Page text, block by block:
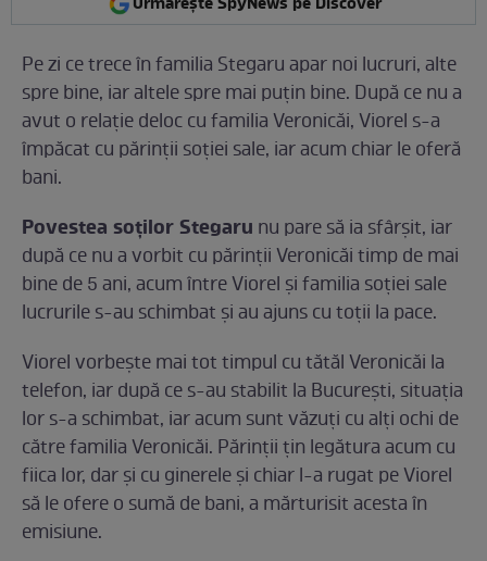
Pe zi ce trece în familia Stegaru apar noi lucruri, alte
spre bine, iar altele spre mai puțin bine. După ce nu a
avut o relație deloc cu familia Veronicăi, Viorel s-a
împăcat cu părinții soției sale, iar acum chiar le oferă
bani.
Povestea soților Stegaru nu pare să ia sfârșit, iar
după ce nu a vorbit cu părinții Veronicăi timp de mai
bine de 5 ani, acum între Viorel și familia soției sale
lucrurile s-au schimbat și au ajuns cu toții la pace.
Viorel vorbește mai tot timpul cu tătăl Veronicăi la
telefon, iar după ce s-au stabilit la București, situația
lor s-a schimbat, iar acum sunt văzuți cu alți ochi de
către familia Veronicăi. Părinții țin legătura acum cu
fiica lor, dar și cu ginerele și chiar l-a rugat pe Viorel
să le ofere o sumă de bani, a mărturisit acesta în
emisiune.